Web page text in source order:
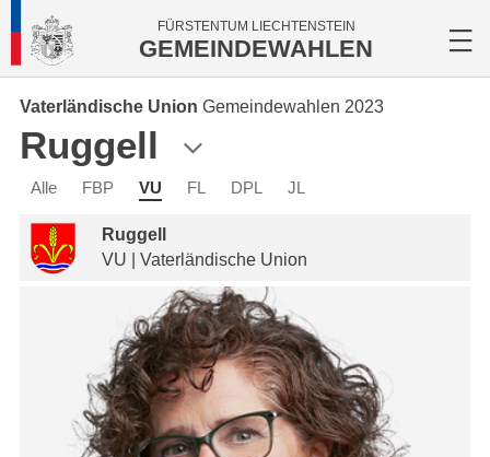
FÜRSTENTUM LIECHTENSTEIN
GEMEINDEWAHLEN
Vaterländische Union Gemeindewahlen 2023
Ruggell
Alle FBP VU FL DPL JL
Ruggell
VU | Vaterländische Union